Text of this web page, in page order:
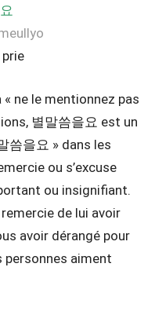
ne le mentionnez pas
별말씀을요 est un
씀을요 » dans les
ou s’excuse
ou insignifiant.
remercie de lui avoir
avoir dérangé pour
personnes aiment